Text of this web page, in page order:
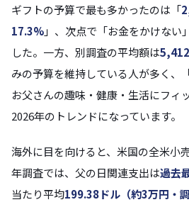
ギフトの予算で最も多かったのは「
17.3%」、次点で「お金をかけない
した。一方、別調査の平均額は
みの予算を維持している人が多く、
お父さんの趣味・健康・生活にフィ
2026年のトレンドになっています。
海外に目を向けると、米国の全米小
年調査では、父の日関連支出は過去
当たり平均199.38ドル（約3万円・